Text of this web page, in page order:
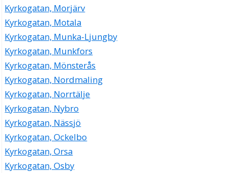
Kyrkogatan, Morjärv
Kyrkogatan, Motala
Kyrkogatan, Munka-Ljungby
Kyrkogatan, Munkfors
Kyrkogatan, Mönsterås
Kyrkogatan, Nordmaling
Kyrkogatan, Norrtälje
Kyrkogatan, Nybro
Kyrkogatan, Nässjö
Kyrkogatan, Ockelbo
Kyrkogatan, Orsa
Kyrkogatan, Osby